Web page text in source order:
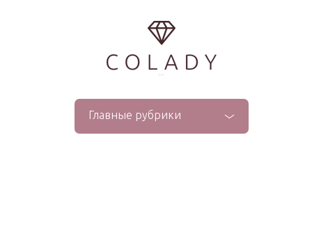
Главные рубрики